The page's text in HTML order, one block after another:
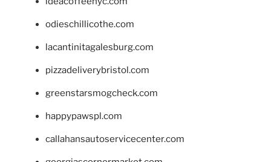
odieschillicothe.com
lacantinitagalesburg.com
pizzadeliverybristol.com
greenstarsmogcheck.com
happypawspl.com
callahansautoservicecenter.com